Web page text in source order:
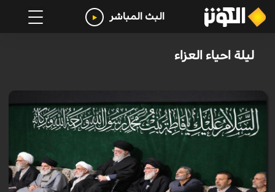
البث المباشر
ليلة احياء العزاء